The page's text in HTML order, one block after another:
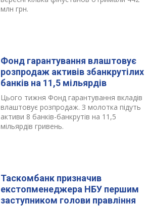
млн грн.
Фонд гарантування влаштовує
розпродаж активів збанкрутілих
банків на 11,5 мільярдів
Цього тижня Фонд гарантування вкладів
влаштовує розпродаж. З молотка підуть
активи 8 банків-банкрутів на 11,5
мільярдів гривень.
Таскомбанк призначив
екстопменеджера НБУ першим
заступником голови правління